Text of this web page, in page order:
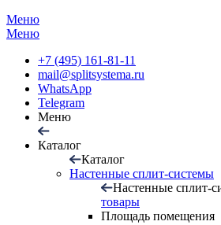
Меню
Меню
+7 (495) 161-81-11
mail@splitsystema.ru
WhatsApp
Telegram
Меню
Каталог
Каталог
Настенные сплит-системы
Настенные сплит-
товары
Площадь помещения